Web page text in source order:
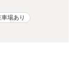
場あり